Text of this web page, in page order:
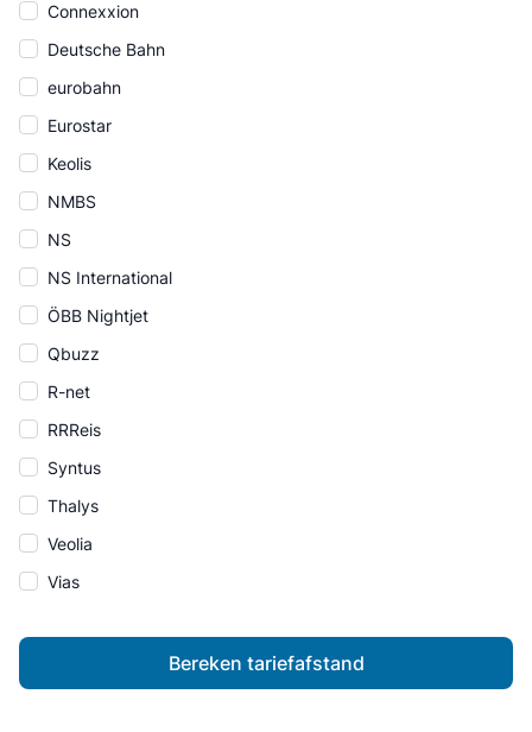
Connexxion
Deutsche Bahn
eurobahn
Eurostar
Keolis
NMBS
NS
NS International
ÖBB Nightjet
Qbuzz
R-net
RRReis
Syntus
Thalys
Veolia
Vias
Bereken tariefafstand